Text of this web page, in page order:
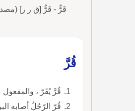
قَرٌّ - قَرٌّ [ق ر ر]
قُرَّ
قُرَّ يُقَرّ ،
قُرّ الرّجُلُ أصابه